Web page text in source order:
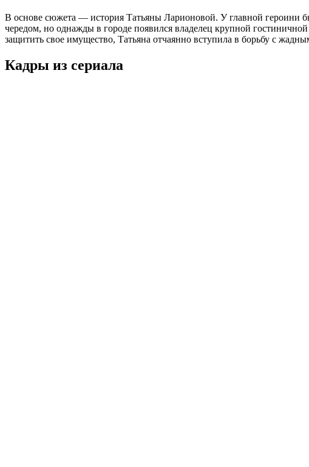
В основе сюжета — история Татьяны Ларионовой. У главной героини
чередом, но однажды в городе появился владелец крупной
защитить свое имущество, Татьяна отчаянно вступила в борьбу с
Кадры из сериалa